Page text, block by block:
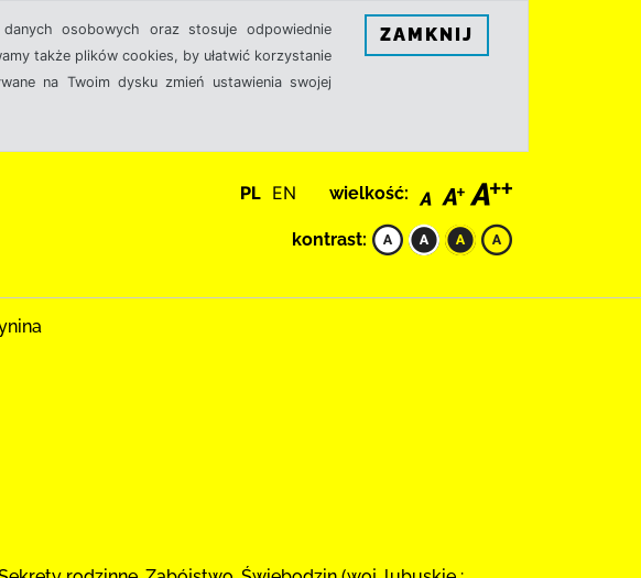
osobowych oraz stosuje odpowiednie
także plików cookies, by ułatwić korzystanie
na Twoim dysku zmień ustawienia swojej
ZAMKNIJ
PL EN wielkość:
kontrast: